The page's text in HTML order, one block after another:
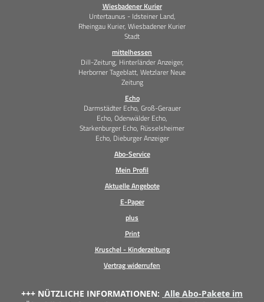
Wiesbadener Kurier
Untertaunus - Idsteiner Land,
Rheingau Kurier, Wiesbadener Kurier
Stadt
mittelhessen
Dill-Zeitung, Hinterländer Anzeiger,
Herborner Tageblatt, Wetzlarer Neue
Zeitung
Echo
Darmstädter Echo, Groß-Gerauer
Echo, Odenwälder Echo,
Starkenburger Echo, Rüsselsheimer
Echo, Dieburger Anzeiger
Abo-Service
Mein Profil
Aktuelle Angebote
E-Paper
plus
Print
Kruschel - Kinderzeitung
Vertrag widerrufen
+++ NÜTZLICHE INFORMATIONEN: Alle Abo-Pakete im